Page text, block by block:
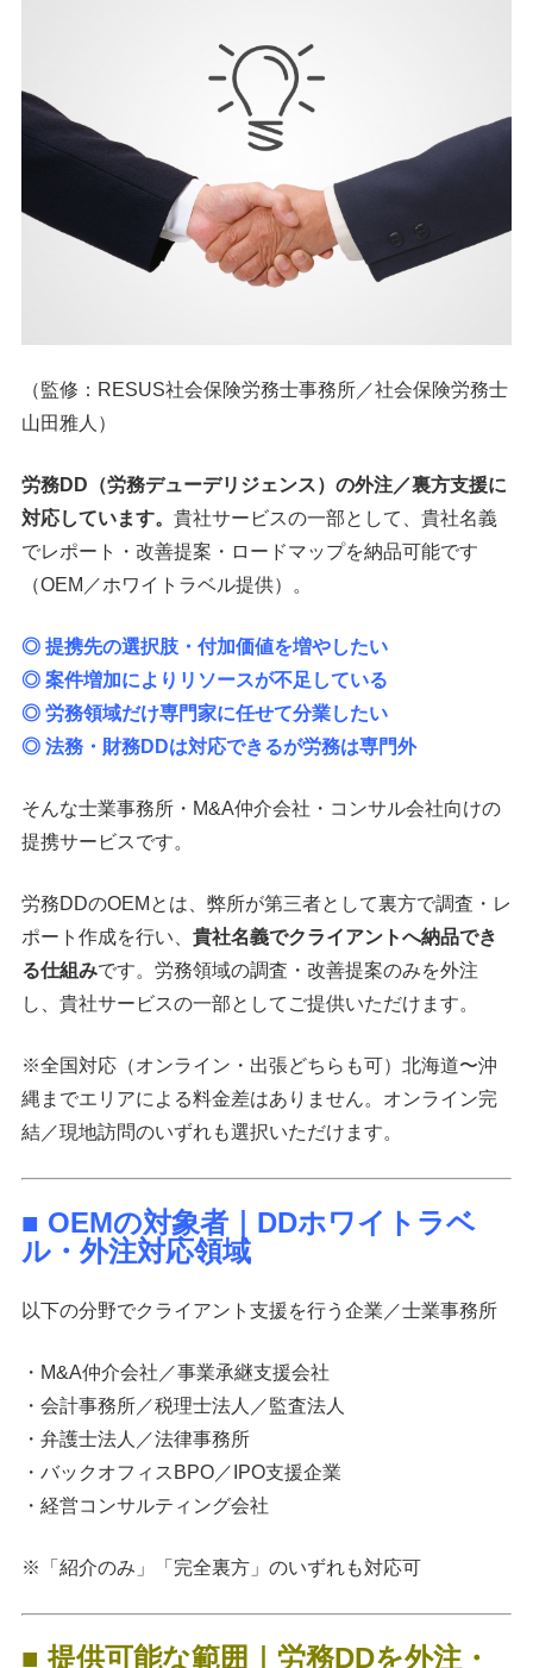
（監修：RESUS社会保険労務士事務所／社会保険労務士
山田雅人）
労務DD（労務デューデリジェンス）の外注／裏方支援に
対応しています。 貴社サービスの一部として、貴社名義
でレポート・改善提案・ロードマップを納品可能です
（OEM／ホワイトラベル提供）。
◎ 提携先の選択肢・付加価値を増やしたい
◎ 案件増加によりリソースが不足している
◎ 労務領域だけ専門家に任せて分業したい
◎ 法務・財務DDは対応できるが労務は専門外
そんな士業事務所・M&A仲介会社・コンサル会社向けの
提携サービスです。
労務DDのOEMとは、弊所が第三者として裏方で調査・レ
ポート作成を行い、 貴社名義でクライアントへ納品でき
る仕組みです。労務領域の調査・改善提案のみを外注
し、貴社サービスの一部としてご提供いただけます。
※全国対応（オンライン・出張どちらも可）北海道〜沖
縄までエリアによる料金差はありません。オンライン完
結／現地訪問のいずれも選択いただけます。
■ OEMの対象者｜DDホワイトラベ
ル・外注対応領域
以下の分野でクライアント支援を行う企業／士業事務所
・M&A仲介会社／事業承継支援会社
・会計事務所／税理士法人／監査法人
・弁護士法人／法律事務所
・バックオフィスBPO／IPO支援企業
・経営コンサルティング会社
※「紹介のみ」「完全裏方」のいずれも対応可
■ 提供可能な範囲｜労務DDを外注・